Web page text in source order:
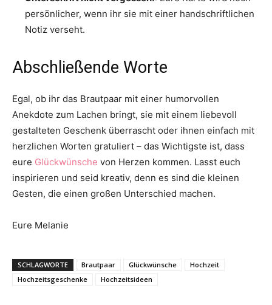
persönlicher, wenn ihr sie mit einer handschriftlichen
Notiz verseht.
Abschließende Worte
Egal, ob ihr das Brautpaar mit einer humorvollen
Anekdote zum Lachen bringt, sie mit einem liebevoll
gestalteten Geschenk überrascht oder ihnen einfach mit
herzlichen Worten gratuliert – das Wichtigste ist, dass
eure Glückwünsche von Herzen kommen. Lasst euch
inspirieren und seid kreativ, denn es sind die kleinen
Gesten, die einen großen Unterschied machen.
Eure Melanie
SCHLAGWORTE Brautpaar Glückwünsche
Hochzeit
Hochzeitsgeschenke
Hochzeitsideen